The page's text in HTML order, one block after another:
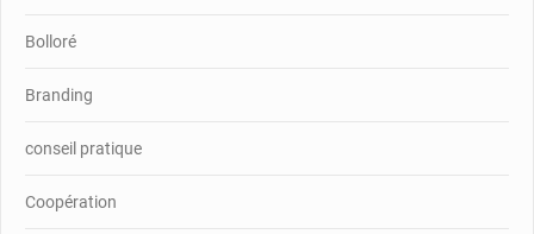
Bolloré
Branding
conseil pratique
Coopération